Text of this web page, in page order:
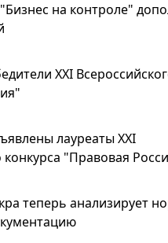
на контроле"
XXI
лауреаты XXI
конкурса "Правовая
теперь анализирует